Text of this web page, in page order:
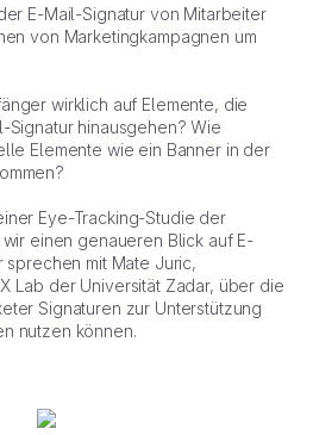
E-Mail-Signatur von Mitarbeiter
von Marketingkampagnen um
wirklich auf Elemente, die
hinausgehen? Wie
Elemente wie ein Banner in der
Eye-Tracking-Studie der
einen genaueren Blick auf E-
sprechen mit Mate Juric,
Lab der Universität Zadar, über die
Signaturen zur Unterstützung
nutzen können.